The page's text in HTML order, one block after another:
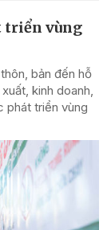
triển vùng
bản đến hỗ
kinh doanh,
phát triển vùng